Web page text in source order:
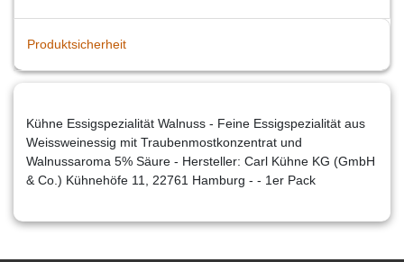
Produktsicherheit
Kühne Essigspezialität Walnuss - Feine Essigspezialität aus
Weissweinessig mit Traubenmostkonzentrat und
Walnussaroma 5% Säure - Hersteller: Carl Kühne KG (GmbH
& Co.) Kühnehöfe 11, 22761 Hamburg - - 1er Pack